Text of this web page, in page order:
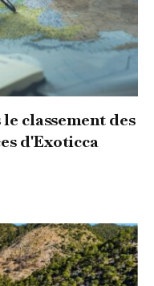
classement des
d'Exoticca